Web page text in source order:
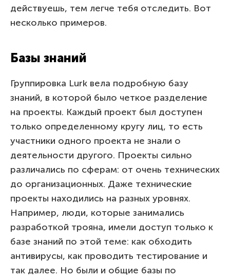
действуешь, тем легче тебя отследить. Вот
несколько примеров.
Базы знаний
Группировка Lurk вела подробную базу
знаний, в которой было четкое разделение
на проекты. Каждый проект был доступен
только определенному кругу лиц, то есть
участники одного проекта не знали о
деятельности другого. Проекты сильно
различались по сферам: от очень технических
до организационных. Даже технические
проекты находились на разных уровнях.
Например, люди, которые занимались
разработкой трояна, имели доступ только к
базе знаний по этой теме: как обходить
антивирусы, как проводить тестирование и
так далее. Но были и общие базы по